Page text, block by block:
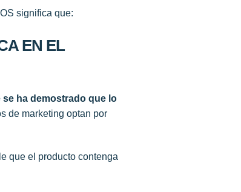
significa que:
EN EL
se ha demostrado que lo
de marketing optan por
que el producto contenga